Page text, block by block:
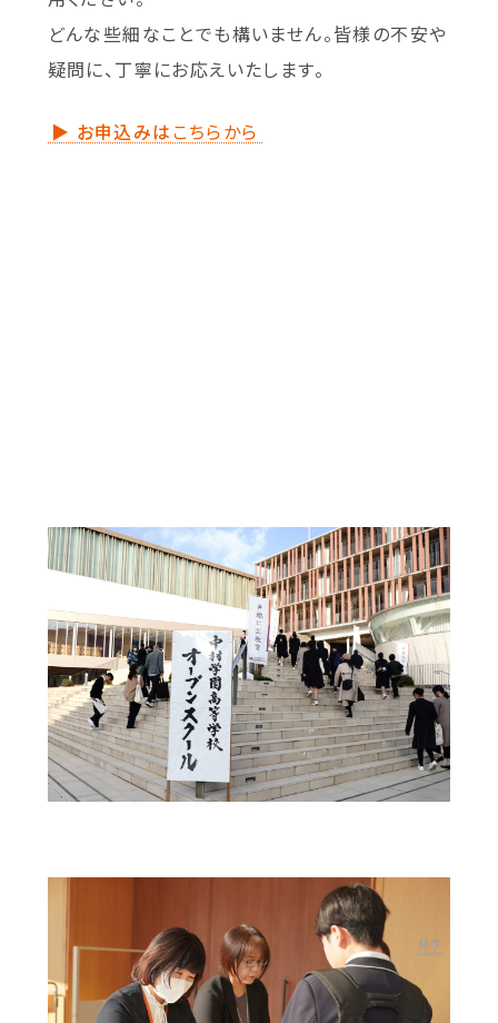
どんな些細なことでも構いません。皆様の不安や
疑問に、丁寧にお応えいたします。
▶︎ お申込みはこちらから